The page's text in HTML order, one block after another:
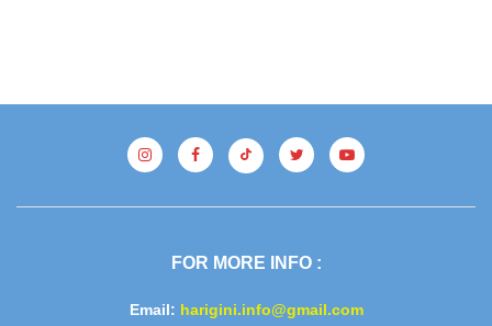
FOR MORE INFO :
Email: harigini.info@gmail.com